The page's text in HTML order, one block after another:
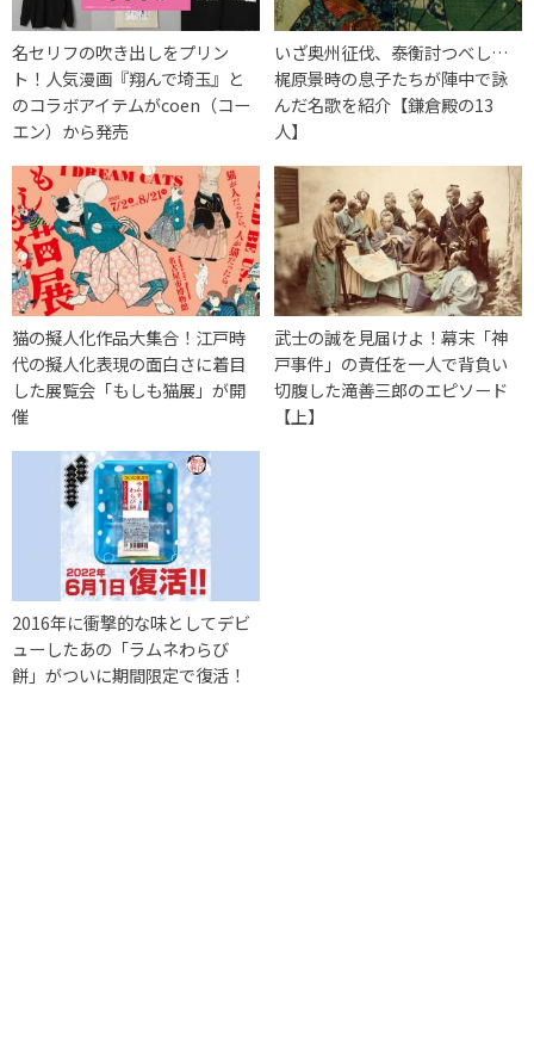
名セリフの吹き出しをプリン
ト！人気漫画『翔んで埼玉』と
のコラボアイテムがcoen（コー
エン）から発売
いざ奥州征伐、泰衡討つべし…
梶原景時の息子たちが陣中で詠
んだ名歌を紹介【鎌倉殿の13
人】
猫の擬人化作品大集合！江戸時
代の擬人化表現の面白さに着目
した展覧会「もしも猫展」が開
催
武士の誠を見届けよ！幕末「神
戸事件」の責任を一人で背負い
切腹した滝善三郎のエピソード
【上】
2016年に衝撃的な味としてデビ
ューしたあの「ラムネわらび
餅」がついに期間限定で復活！